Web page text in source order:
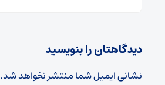
دیدگاهتان را بنویسید
نشانی ایمیل شما منتشر نخواهد شد.